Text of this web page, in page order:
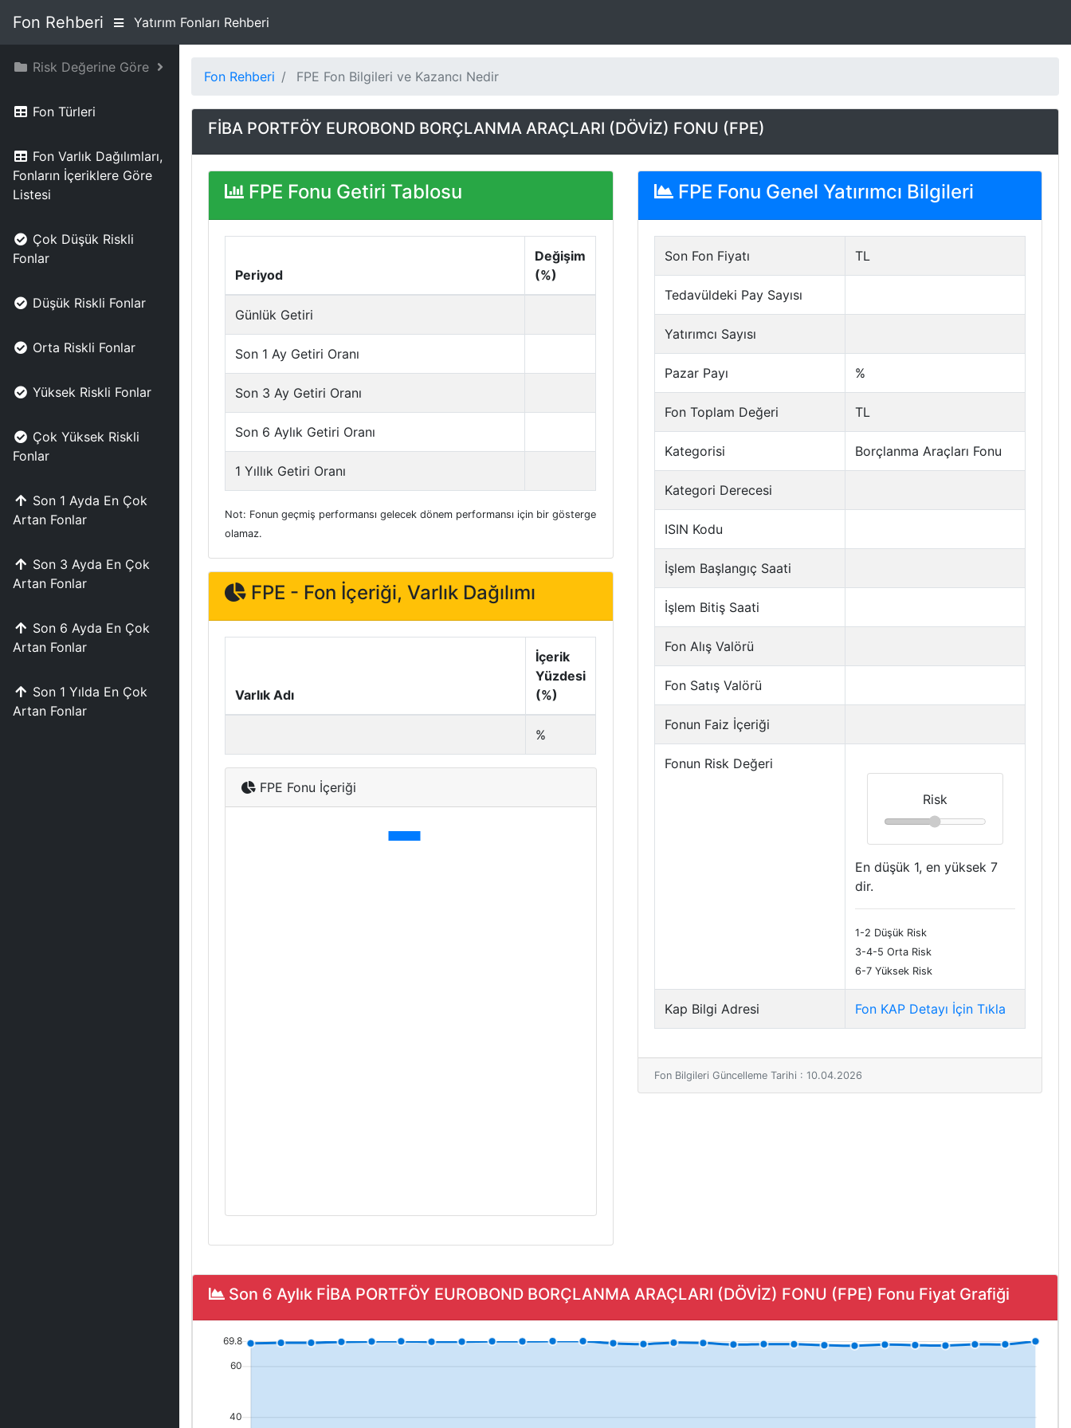
Fon Rehberi Yatırım Fonları Rehberi
Risk Değerine Göre
Fon Türleri
Fon Varlık Dağılımları,
Fonların İçeriklere Göre
Listesi
Çok Düşük Riskli
Fonlar
Düşük Riskli Fonlar
Orta Riskli Fonlar
Yüksek Riskli Fonlar
Çok Yüksek Riskli
Fonlar
Son 1 Ayda En Çok
Artan Fonlar
Son 3 Ayda En Çok
Artan Fonlar
Son 6 Ayda En Çok
Artan Fonlar
Son 1 Yılda En Çok
Artan Fonlar
Fon Rehberi FPE Fon Bilgileri ve Kazancı Nedir
FİBA PORTFÖY EUROBOND BORÇLANMA ARAÇLARI (DÖVİZ) FONU (FPE)
FPE Fonu Getiri Tablosu
Periyod
Değişim
(%)
Günlük Getiri
Son 1 Ay Getiri Oranı
Son 3 Ay Getiri Oranı
Son 6 Aylık Getiri Oranı
1 Yıllık Getiri Oranı
Not: Fonun geçmiş performansı gelecek dönem performansı için bir gösterge
olamaz.
FPE - Fon İçeriği, Varlık Dağılımı
Varlık Adı
İçerik
Yüzdesi
(%)
%
FPE Fonu İçeriği
FPE Fonu Genel Yatırımcı Bilgileri
Son Fon Fiyatı TL
Tedavüldeki Pay Sayısı
Yatırımcı Sayısı
Pazar Payı %
Fon Toplam Değeri TL
Kategorisi Borçlanma Araçları Fonu
Kategori Derecesi
ISIN Kodu
İşlem Başlangıç Saati
İşlem Bitiş Saati
Fon Alış Valörü
Fon Satış Valörü
Fonun Faiz İçeriği
Fonun Risk Değeri
Risk
En düşük 1, en yüksek 7
dir.
1-2 Düşük Risk
3-4-5 Orta Risk
6-7 Yüksek Risk
Kap Bilgi Adresi Fon KAP Detayı İçin Tıkla
Fon Bilgileri Güncelleme Tarihi : 10.04.2026
Son 6 Aylık FİBA PORTFÖY EUROBOND BORÇLANMA ARAÇLARI (DÖVİZ) FONU (FPE) Fonu Fiyat Grafiği